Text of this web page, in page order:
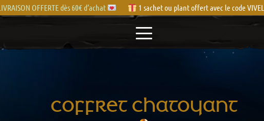
OFFERTE dès 60€ d’achat 1 sachet ou plant offert avec le code
COFFRET CHATOYANT